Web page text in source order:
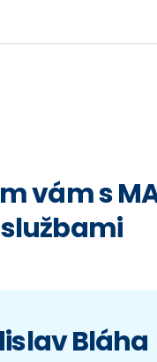
vám s
službami
Bláha